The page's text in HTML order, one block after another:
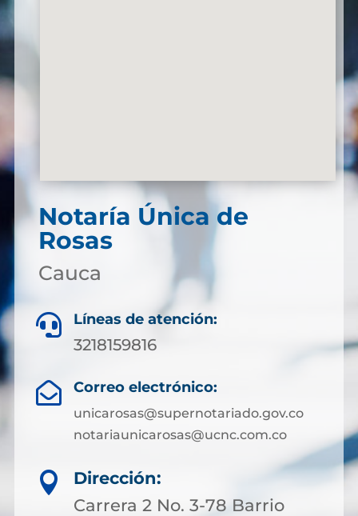
Notaría Única de
Rosas
Cauca
 Líneas de atención:
3218159816
 Correo electrónico:
unicarosas@supernotariado.gov.co
notariaunicarosas@ucnc.com.co

Dirección:
Carrera 2 No. 3-78 Barrio